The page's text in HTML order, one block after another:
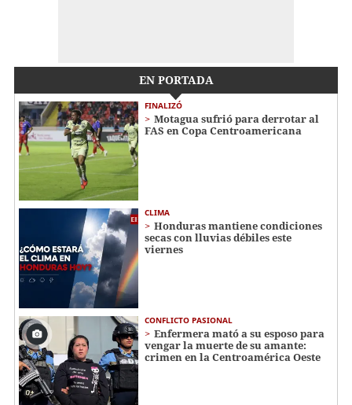
EN PORTADA
FINALIZÓ
Motagua sufrió para derrotar al
FAS en Copa Centroamericana
CLIMA
Honduras mantiene condiciones
secas con lluvias débiles este
viernes
CONFLICTO PASIONAL
Enfermera mató a su esposo para
vengar la muerte de su amante:
crimen en la Centroamérica Oeste